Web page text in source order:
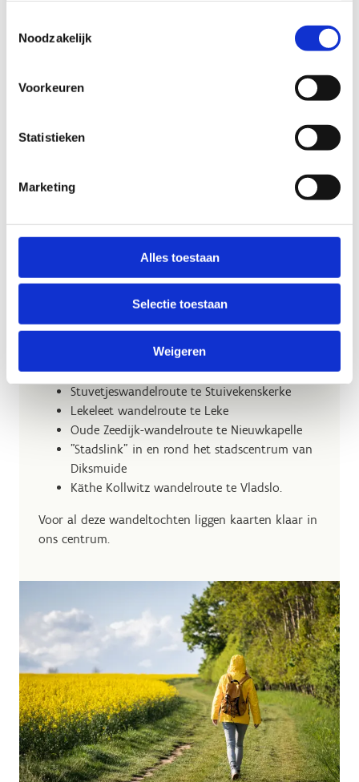
Noodzakelijk
Voorkeuren
Statistieken
Marketing
Alles toestaan
Selectie toestaan
Weigeren
Wandelen
natuurgebied van de Blankaart, een aanrader voor
Nog in de buurt van Woumen kan je kiezen uit:
de Hemelsdaele wandelroute
de Zannekinroute te Lampernisse
Bethoosterse Broekenwandelroute te Esen
Stuvetjeswandelroute te Stuivekenskerke
Lekeleet wandelroute te Leke
Oude Zeedijk-wandelroute te Nieuwkapelle
"Stadslink" in en rond het stadscentrum van
Diksmuide
Käthe Kollwitz wandelroute te Vladslo.
Voor al deze wandeltochten liggen kaarten klaar in
ons centrum.